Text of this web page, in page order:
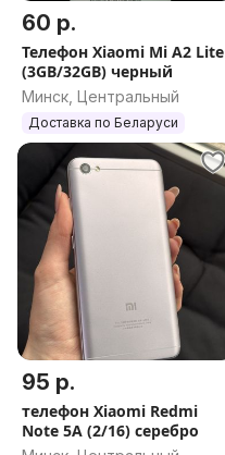
60 р.
Телефон Xiaomi Mi A2 Lite
(3GB/32GB) черный
Минск, Центральный
Доставка по Беларуси
95 р.
телефон Xiaomi Redmi
Note 5A (2/16) серебро